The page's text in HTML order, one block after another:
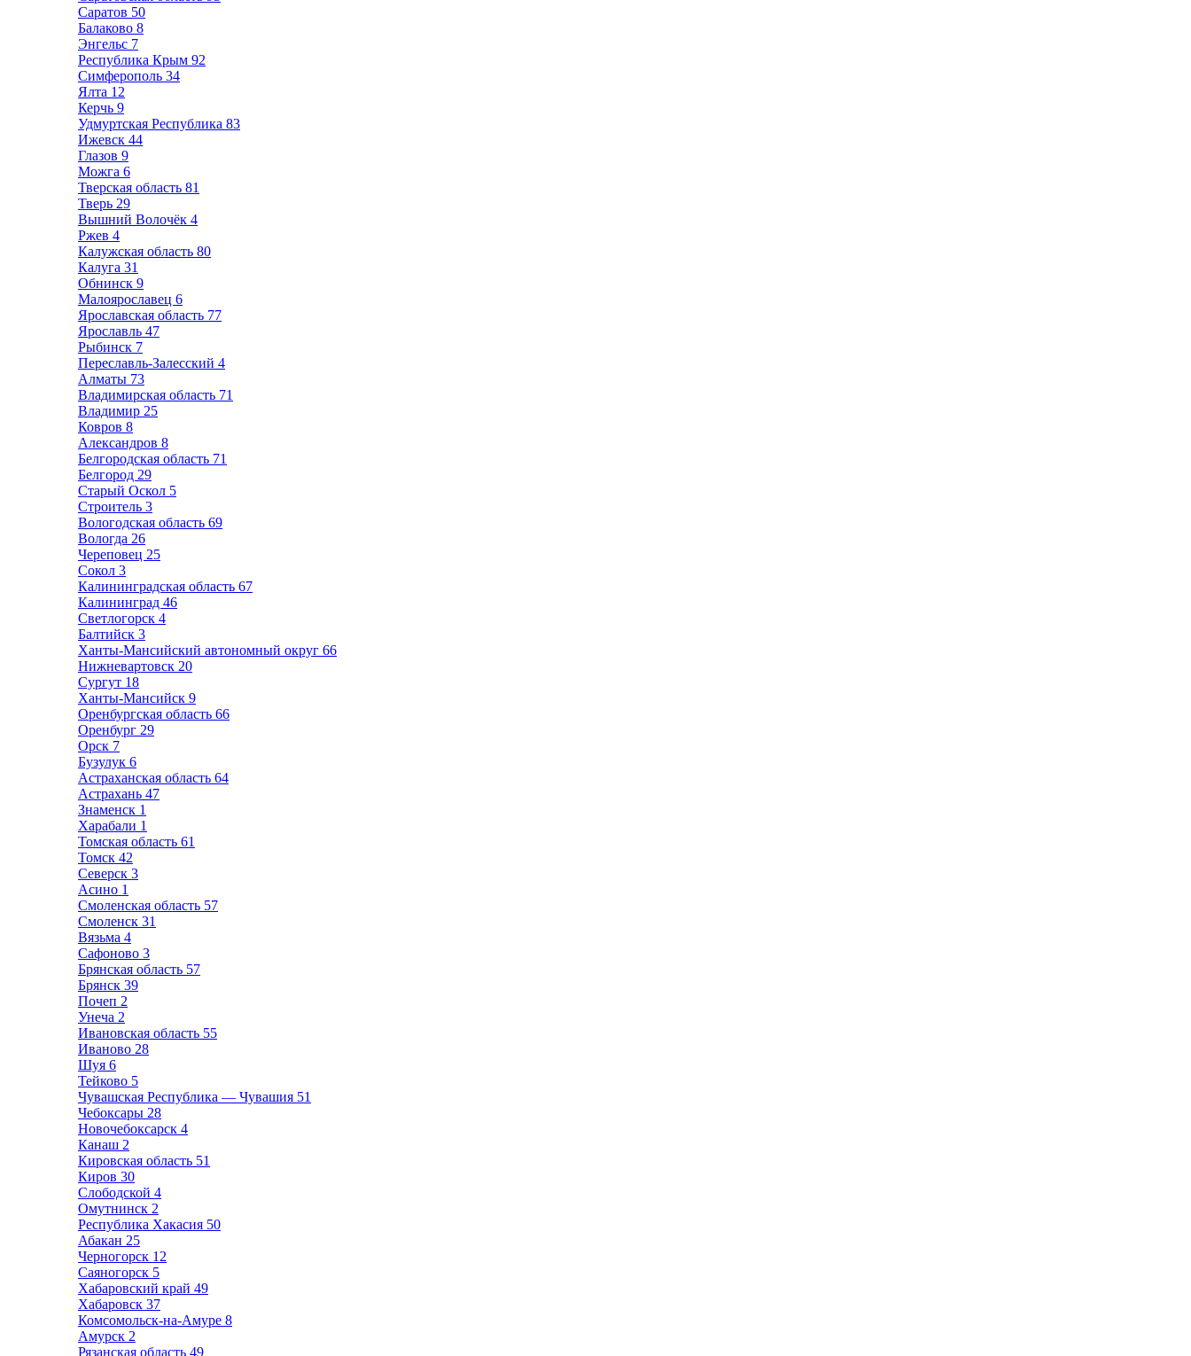
Саратов 50
Балаково 8
Энгельс 7
Республика Крым 92
Симферополь 34
Ялта 12
Керчь 9
Удмуртская Республика 83
Ижевск 44
Глазов 9
Можга 6
Тверская область 81
Тверь 29
Вышний Волочёк 4
Ржев 4
Калужская область 80
Калуга 31
Обнинск 9
Малоярославец 6
Ярославская область 77
Ярославль 47
Рыбинск 7
Переславль-Залесский 4
Алматы 73
Владимирская область 71
Владимир 25
Ковров 8
Александров 8
Белгородская область 71
Белгород 29
Старый Оскол 5
Строитель 3
Вологодская область 69
Вологда 26
Череповец 25
Сокол 3
Калининградская область 67
Калининград 46
Светлогорск 4
Балтийск 3
Ханты-Мансийский автономный округ 66
Нижневартовск 20
Сургут 18
Ханты-Мансийск 9
Оренбургская область 66
Оренбург 29
Орск 7
Бузулук 6
Астраханская область 64
Астрахань 47
Знаменск 1
Харабали 1
Томская область 61
Томск 42
Северск 3
Асино 1
Смоленская область 57
Смоленск 31
Вязьма 4
Сафоново 3
Брянская область 57
Брянск 39
Почеп 2
Унеча 2
Ивановская область 55
Иваново 28
Шуя 6
Тейково 5
Чувашская Республика — Чувашия 51
Чебоксары 28
Новочебоксарск 4
Канаш 2
Кировская область 51
Киров 30
Слободской 4
Омутнинск 2
Республика Хакасия 50
Абакан 25
Черногорск 12
Саяногорск 5
Хабаровский край 49
Хабаровск 37
Комсомольск-на-Амуре 8
Амурск 2
Рязанская область 49